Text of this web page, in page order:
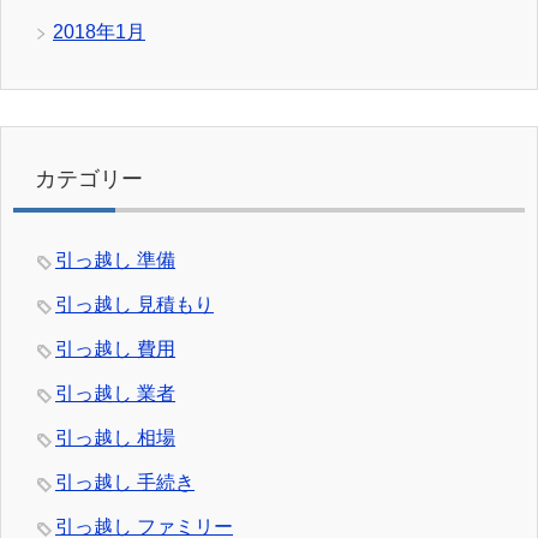
2018年1月
カテゴリー
引っ越し 準備
引っ越し 見積もり
引っ越し 費用
引っ越し 業者
引っ越し 相場
引っ越し 手続き
引っ越し ファミリー